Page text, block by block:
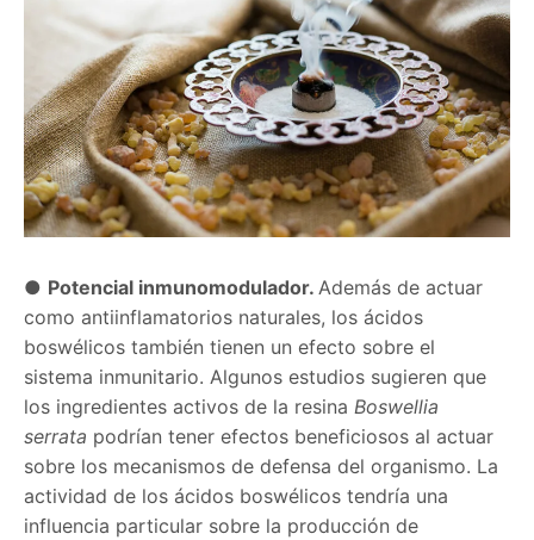
● Potencial inmunomodulador.Además de actuar
como antiinflamatorios naturales, los ácidos
boswélicos también tienen un efecto sobre el
sistema inmunitario. Algunos estudios sugieren que
los ingredientes activos de la resinaBoswellia
serrata podrían tener efectos beneficiosos al actuar
sobre los mecanismos de defensa del organismo. La
actividad de los ácidos boswélicos tendría una
influencia particular sobre la producción de